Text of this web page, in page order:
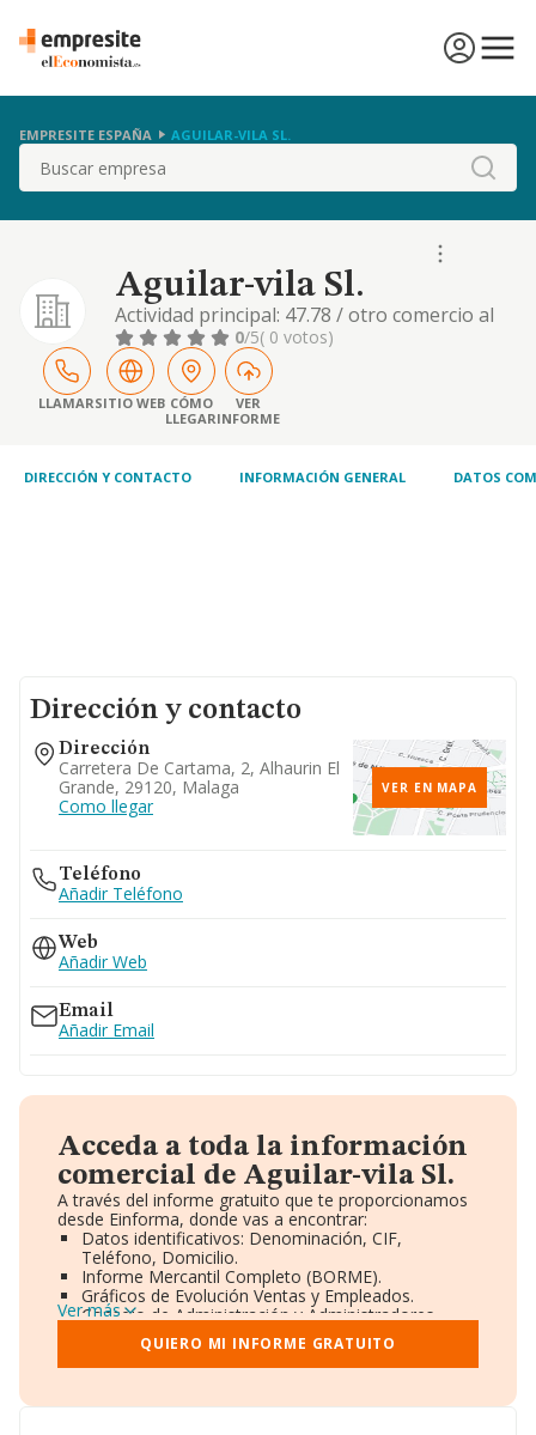
EMPRESITE ESPAÑA AGUILAR-VILA SL.
Buscar
Aguilar-vila Sl.
Actividad principal: 47.78 / otro comercio al
por menor de artículos nuevos en
establecimientos especializados
0/5( 0 votos)
LLAMARSITIO WEB CÓMO
LLEGAR
VER
INFORME
DIRECCIÓN Y CONTACTO INFORMACIÓN GENERAL DATOS
Dirección y contacto
Dirección
Carretera De Cartama, 2, Alhaurin El
Grande, 29120, Malaga
Como llegar
VER EN MAPA
Teléfono
Añadir Teléfono
Web
Añadir Web
Email
Añadir Email
Acceda a toda la información
comercial de Aguilar-vila Sl.
A través del informe gratuito que te proporcionamos
desde Einforma, donde vas a encontrar:
Datos identificativos: Denominación, CIF,
Teléfono, Domicilio.
Informe Mercantil Completo (BORME).
Gráficos de Evolución Ventas y Empleados.
Consejo de Administración y Administradores.
Directivos y Ejecutivos.
Accionistas.
Participaciones y Vinculaciones en otras empresas.
Información oficial y registral complementaria.
Ver más
QUIERO MI INFORME GRATUITO